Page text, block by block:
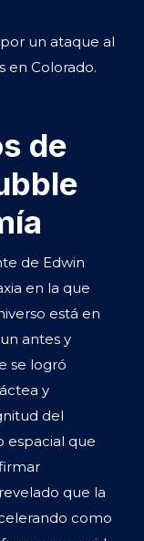
un ataque al
en Colorado.
de
de Edwin
en la que
está en
antes y
se logró
y
del
espacial que
que la
como